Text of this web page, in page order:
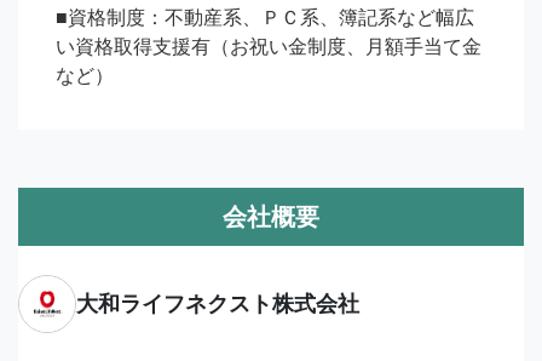
■資格制度：不動産系、ＰＣ系、簿記系など幅広
い資格取得支援有（お祝い金制度、月額手当て金
など）
会社概要
大和ライフネクスト株式会社